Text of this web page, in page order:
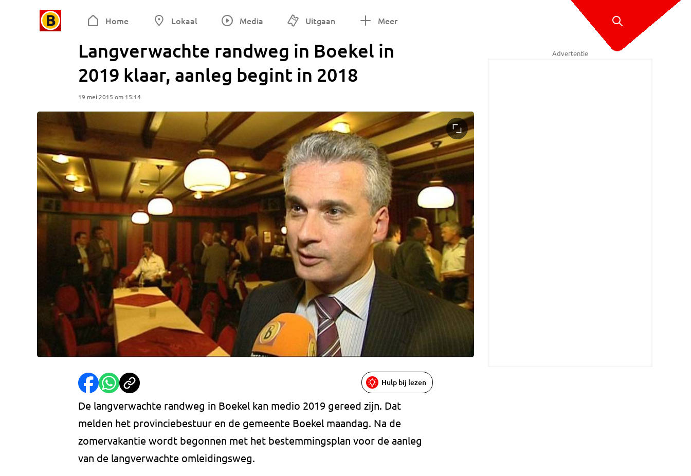
Home Lokaal Media Uitgaan Meer
Langverwachte randweg in Boekel in
2019 klaar, aanleg begint in 2018
19 mei 2015 om 15:14
Hulp bij lezen
De langverwachte randweg in Boekel kan medio 2019 gereed zijn. Dat
melden het provinciebestuur en de gemeente Boekel maandag. Na de
zomervakantie wordt begonnen met het bestemmingsplan voor de aanleg
van de langverwachte omleidingsweg.
Advertentie